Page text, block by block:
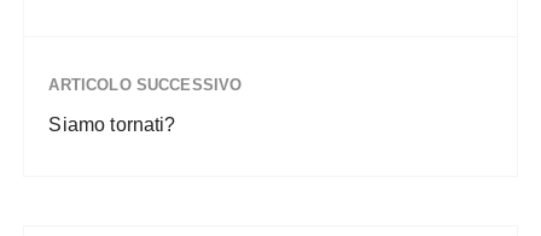
ARTICOLO SUCCESSIVO
Siamo tornati?